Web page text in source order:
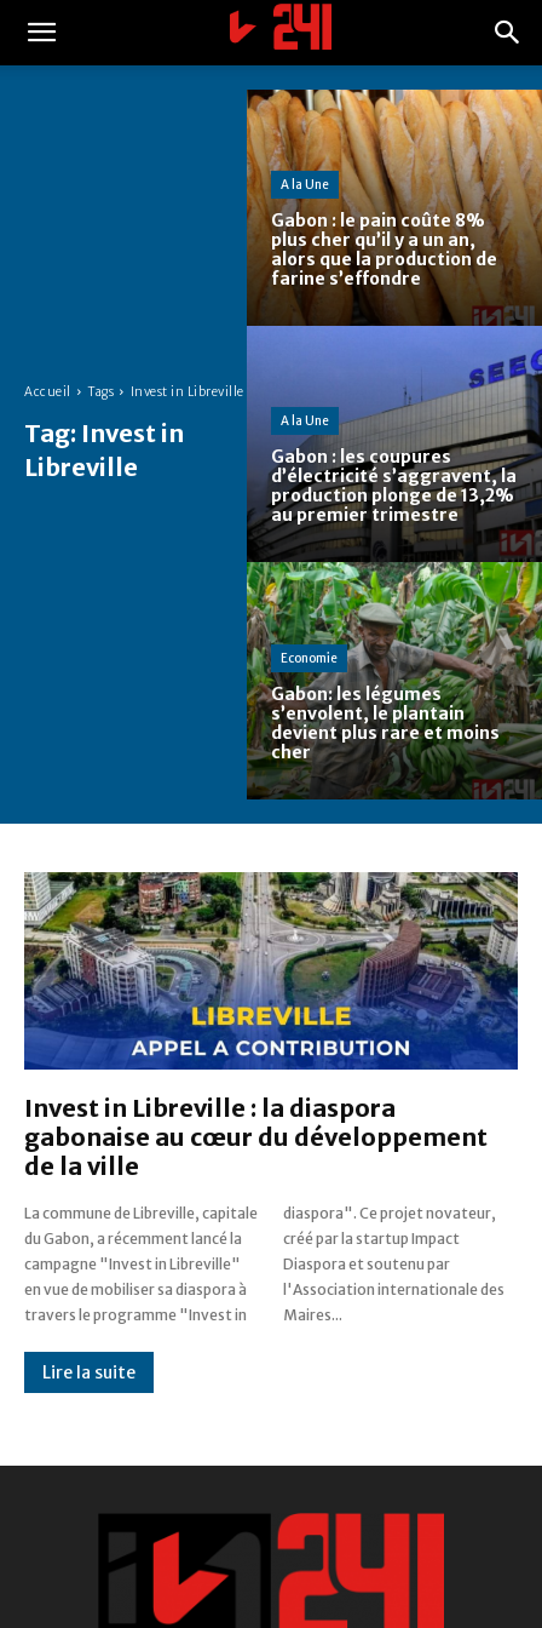
Accueil Tags Invest in Libreville
Tag: Invest in
Libreville
A la Une
Gabon : le pain coûte 8%
plus cher qu’il y a un an,
alors que la production de
farine s’effondre
A la Une
Gabon : les coupures
d’électricité s’aggravent, la
production plonge de 13,2%
au premier trimestre
Economie
Gabon: les légumes
s’envolent, le plantain
devient plus rare et moins
cher
Invest in Libreville : la diaspora
gabonaise au cœur du développement
de la ville
La commune de Libreville, capitale
du Gabon, a récemment lancé la
campagne "Invest in Libreville"
en vue de mobiliser sa diaspora à
travers le programme "Invest in
diaspora". Ce projet novateur,
créé par la startup Impact
Diaspora et soutenu par
l'Association internationale des
Maires...
Lire la suite